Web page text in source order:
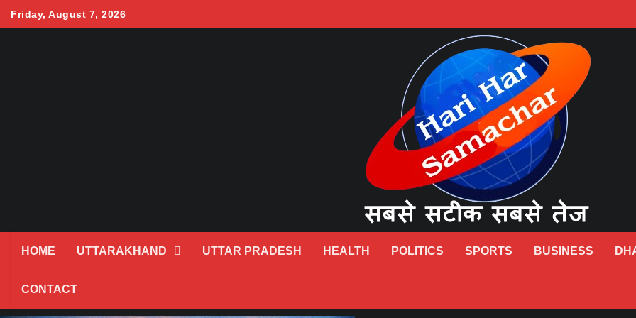
Friday, August 7, 2026
HOME UTTARAKHAND UTTAR PRADESH HEALTH POLITICS SPORTS BUSINESS
CONTACT